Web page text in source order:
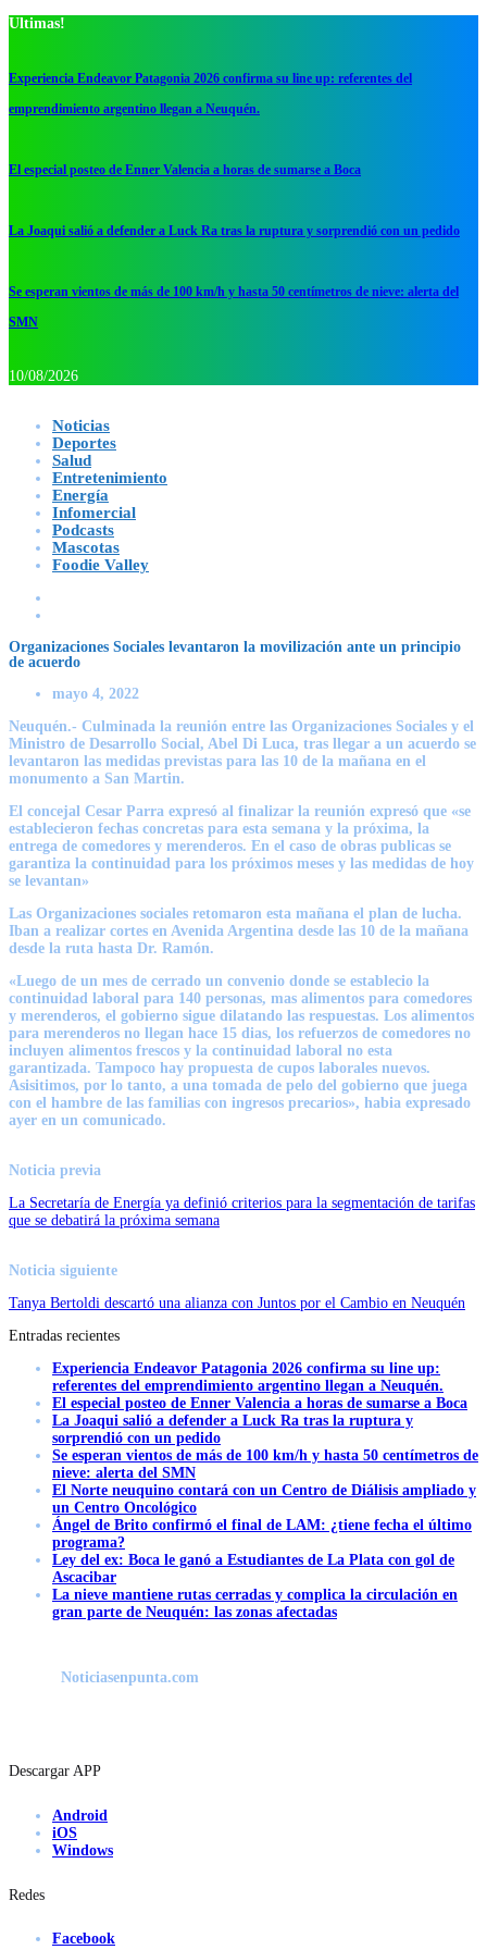
Ultimas!
Experiencia Endeavor Patagonia 2026 confirma su line up: referentes del
emprendimiento argentino llegan a Neuquén.
El especial posteo de Enner Valencia a horas de sumarse a Boca
La Joaqui salió a defender a Luck Ra tras la ruptura y sorprendió con un pedido
Se esperan vientos de más de 100 km/h y hasta 50 centímetros de nieve: alerta del
SMN
10/08/2026
Noticias
Deportes
Salud
Entretenimiento
Energía
Infomercial
Podcasts
Mascotas
Foodie Valley
Organizaciones Sociales levantaron la movilización ante un principio
de acuerdo
mayo 4, 2022
Neuquén.- Culminada la reunión entre las Organizaciones Sociales y el
Ministro de Desarrollo Social, Abel Di Luca, tras llegar a un acuerdo se
levantaron las medidas previstas para las 10 de la mañana en el
monumento a San Martin.
El concejal Cesar Parra expresó al finalizar la reunión expresó que «se
establecieron fechas concretas para esta semana y la próxima, la
entrega de comedores y merenderos. En el caso de obras publicas se
garantiza la continuidad para los próximos meses y las medidas de hoy
se levantan»
Las Organizaciones sociales retomaron esta mañana el plan de lucha.
Iban a realizar cortes en Avenida Argentina desde las 10 de la mañana
desde la ruta hasta Dr. Ramón.
«Luego de un mes de cerrado un convenio donde se establecio la
continuidad laboral para 140 personas, mas alimentos para comedores
y merenderos, el gobierno sigue dilatando las respuestas. Los alimentos
para merenderos no llegan hace 15 dias, los refuerzos de comedores no
incluyen alimentos frescos y la continuidad laboral no esta
garantizada. Tampoco hay propuesta de cupos laborales nuevos.
Asisitimos, por lo tanto, a una tomada de pelo del gobierno que juega
con el hambre de las familias con ingresos precarios», habia expresado
ayer en un comunicado.
Noticia previa
La Secretaría de Energía ya definió criterios para la segmentación de tarifas
que se debatirá la próxima semana
Noticia siguiente
Tanya Bertoldi descartó una alianza con Juntos por el Cambio en Neuquén
Entradas recientes
Experiencia Endeavor Patagonia 2026 confirma su line up:
referentes del emprendimiento argentino llegan a Neuquén.
El especial posteo de Enner Valencia a horas de sumarse a Boca
La Joaqui salió a defender a Luck Ra tras la ruptura y
sorprendió con un pedido
Se esperan vientos de más de 100 km/h y hasta 50 centímetros de
nieve: alerta del SMN
El Norte neuquino contará con un Centro de Diálisis ampliado y
un Centro Oncológico
Ángel de Brito confirmó el final de LAM: ¿tiene fecha el último
programa?
Ley del ex: Boca le ganó a Estudiantes de La Plata con gol de
Ascacibar
La nieve mantiene rutas cerradas y complica la circulación en
gran parte de Neuquén: las zonas afectadas
Noticiasenpunta.com
Descargar APP
Android
iOS
Windows
Redes
Facebook